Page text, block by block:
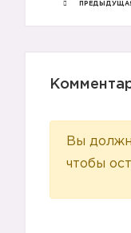
Вы
чтобы